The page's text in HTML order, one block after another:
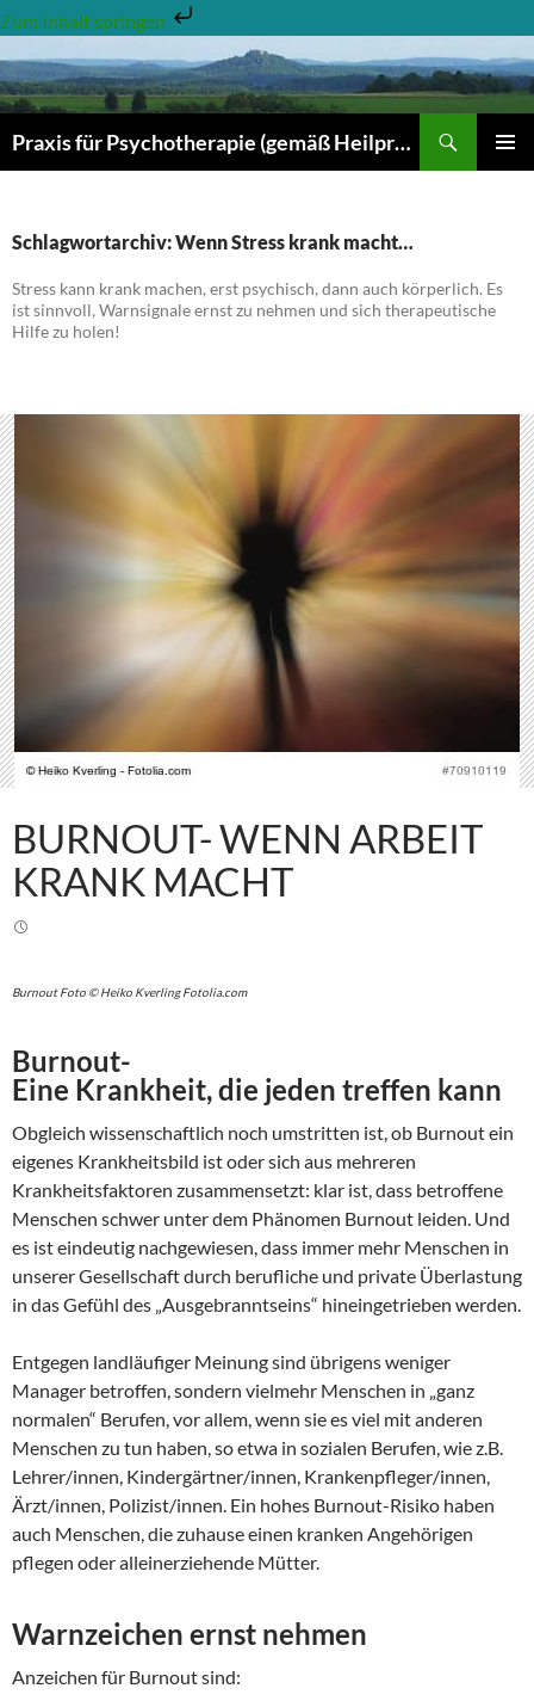
Zum Inhalt springen
Inhalt
springen
Praxis für Psychotherapie (gemäß Heilpraktikergesetz)- Dr. hum.biol. Michael Petery & Kathrin Hörner-Petery
Schlagwortarchiv: Wenn Stress krank macht…
Stress kann krank machen, erst psychisch, dann auch körperlich. Es
ist sinnvoll, Warnsignale ernst zu nehmen und sich therapeutische
Hilfe zu holen!
BURNOUT- WENN ARBEIT
KRANK MACHT
Burnout Foto © Heiko Kverling Fotolia.com
Burnout-
Eine Krankheit, die jeden treffen kann
Obgleich wissenschaftlich noch umstritten ist, ob Burnout ein
eigenes Krankheitsbild ist oder sich aus mehreren
Krankheitsfaktoren zusammensetzt: klar ist, dass betroffene
Menschen schwer unter dem Phänomen Burnout leiden. Und
es ist eindeutig nachgewiesen, dass immer mehr Menschen in
unserer Gesellschaft durch berufliche und private Überlastung
in das Gefühl des „Ausgebranntseins“ hineingetrieben werden.
Entgegen landläufiger Meinung sind übrigens weniger
Manager betroffen, sondern vielmehr Menschen in „ganz
normalen“ Berufen, vor allem, wenn sie es viel mit anderen
Menschen zu tun haben, so etwa in sozialen Berufen, wie z.B.
Lehrer/innen, Kindergärtner/innen, Krankenpfleger/innen,
Ärzt/innen, Polizist/innen. Ein hohes Burnout-Risiko haben
auch Menschen, die zuhause einen kranken Angehörigen
pflegen oder alleinerziehende Mütter.
Warnzeichen ernst nehmen
Anzeichen für Burnout sind: